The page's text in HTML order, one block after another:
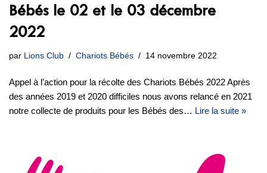
Bébés le 02 et le 03 décembre
2022
par Lions Club Chariots Bébés 14 novembre 2022
Appel à l’action pour la récolte des Chariots Bébés 2022 Après
des années 2019 et 2020 difficiles nous avons relancé en 2021
notre collecte de produits pour les Bébés des… Lire la suite »